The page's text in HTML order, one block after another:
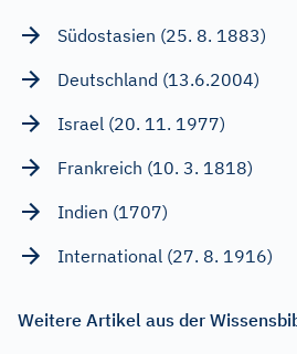
Südostasien (25. 8. 1883)
Deutschland (13.6.2004)
Israel (20. 11. 1977)
Frankreich (10. 3. 1818)
Indien (1707)
International (27. 8. 1916)
Weitere Artikel aus der